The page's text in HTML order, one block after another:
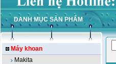
DANH MỤC SẢN PHẨM
Máy khoan
Makita